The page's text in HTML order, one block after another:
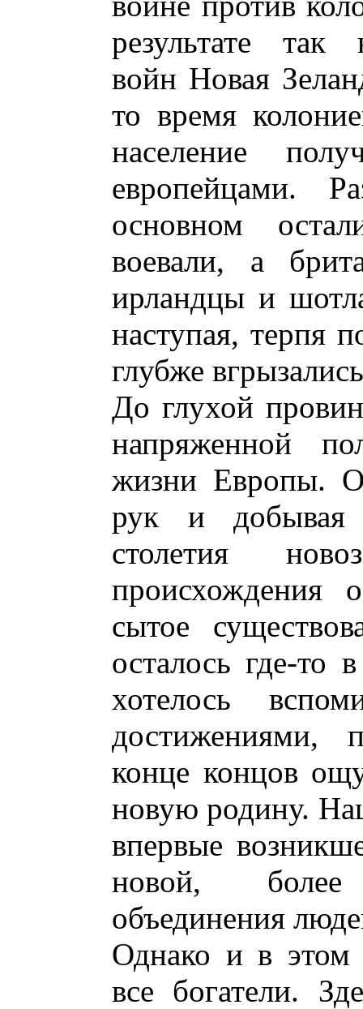
результате так
войн Новая
то время
население
европейцами.
основном
воевали, а
ирландцы и
наступая, терпя
глубже
До глухой
напряженной
жизни Европы.
рук и
столетия
происхождения
сытое
осталось где-
хотелось
достижениями,
конце концов
новую родину.
впервые
новой,
объединения
Однако и в этом
все богатели.